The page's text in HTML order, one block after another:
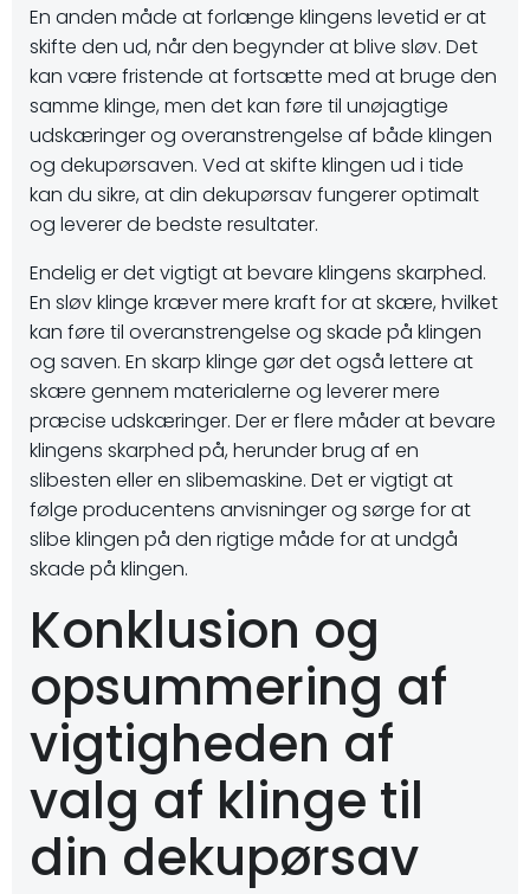
En anden måde at forlænge klingens levetid er at
skifte den ud, når den begynder at blive sløv. Det
kan være fristende at fortsætte med at bruge den
samme klinge, men det kan føre til unøjagtige
udskæringer og overanstrengelse af både klingen
og dekupørsaven. Ved at skifte klingen ud i tide
kan du sikre, at din dekupørsav fungerer optimalt
og leverer de bedste resultater.
Endelig er det vigtigt at bevare klingens skarphed.
En sløv klinge kræver mere kraft for at skære, hvilket
kan føre til overanstrengelse og skade på klingen
og saven. En skarp klinge gør det også lettere at
skære gennem materialerne og leverer mere
præcise udskæringer. Der er flere måder at bevare
klingens skarphed på, herunder brug af en
slibesten eller en slibemaskine. Det er vigtigt at
følge producentens anvisninger og sørge for at
slibe klingen på den rigtige måde for at undgå
skade på klingen.
Konklusion og
opsummering af
vigtigheden af
valg af klinge til
din dekupørsav